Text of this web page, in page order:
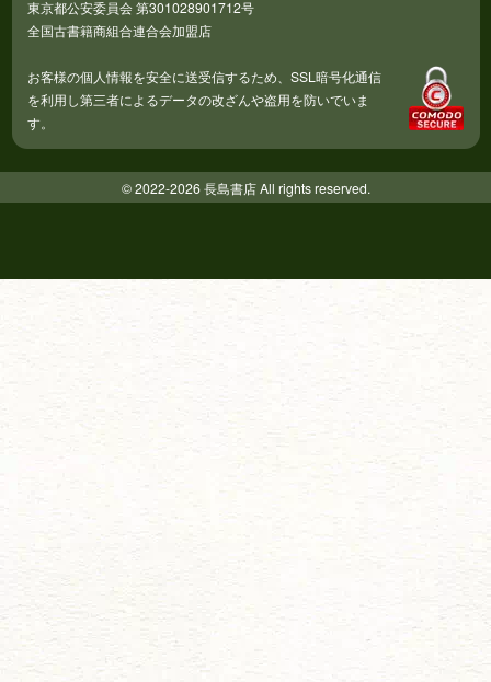
東京都公安委員会 第301028901712号
全国古書籍商組合連合会加盟店
お客様の個人情報を安全に送受信するため、SSL暗号化通信
を利用し第三者によるデータの改ざんや盗用を防いでいま
す。
© 2022-2026 長島書店 All rights reserved.